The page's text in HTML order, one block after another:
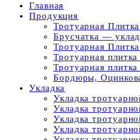
Главная
Продукция
Тротуарная
Брусчатка —
Тротуарная
Тротуарная
Тротуарная
Бордюры,
Укладка
Укладка
Укладка
Укладка
Укладка